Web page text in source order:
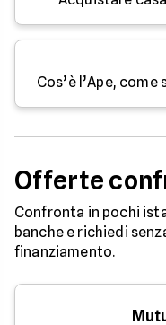
Offerte
Confronta in pochi
banche e richiedi
finanziamento.